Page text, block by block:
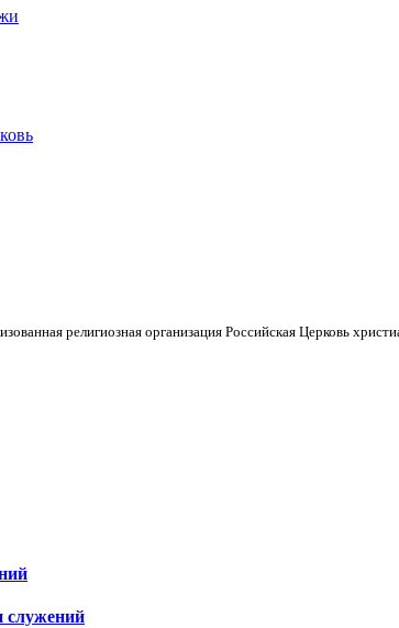
религиозная организация Российская Церковь
служений